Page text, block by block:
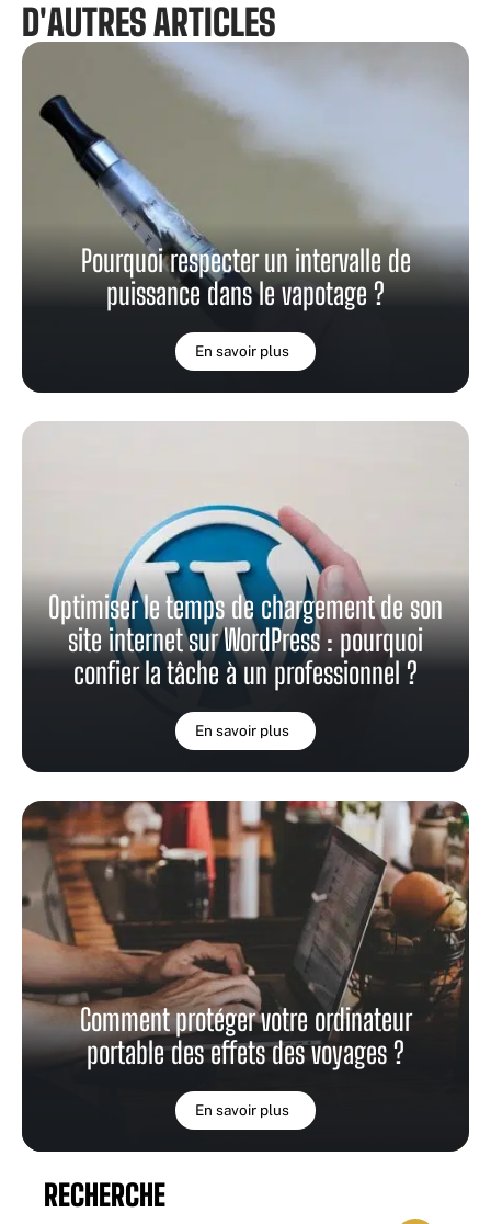
D'AUTRES ARTICLES
Pourquoi respecter un intervalle de
puissance dans le vapotage ?
En savoir plus
Optimiser le temps de chargement de son
site internet sur WordPress : pourquoi
confier la tâche à un professionnel ?
En savoir plus
Comment protéger votre ordinateur
portable des effets des voyages ?
En savoir plus
RECHERCHE